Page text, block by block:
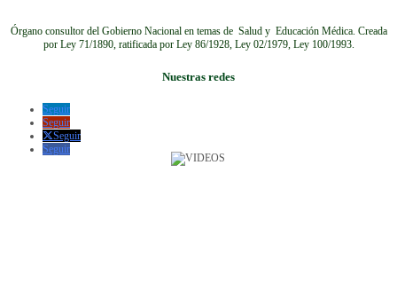
Órgano consultor del Gobierno Nacional en temas de Salud y Educación Médica. Creada
por Ley 71/1890, ratificada por Ley 86/1928, Ley 02/1979, Ley 100/1993.
Nuestras redes
Seguir
Seguir
Seguir
Seguir